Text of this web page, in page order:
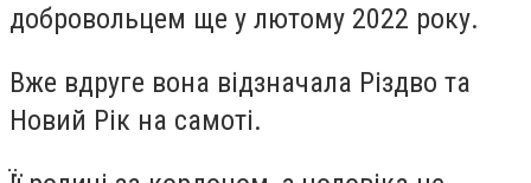
добровольцем ще у лютому 2022 року.
Вже вдруге вона відзначала Різдво та
Новий Рік на самоті.